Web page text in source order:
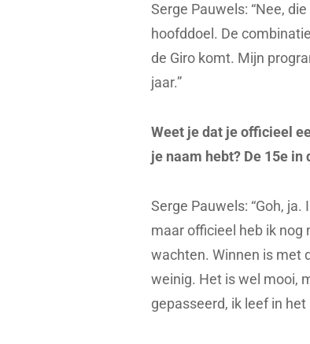
Serge Pauwels: “Nee,
hoofddoel. De
de Giro komt. Mijn
jaar.”
Weet je dat je officieel
je naam hebt? De 15e
Serge Pauwels: “Goh,
maar officieel heb ik nog
wachten. Winnen is met
weinig. Het is wel mooi,
gepasseerd, ik leef in